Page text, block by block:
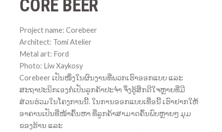
CORE BEER
Project name: Corebeer
Architect: Tomi Atelier
Metal art: Ford
Photo: Liw Xaykosy
Corebeer ເປັນໜຶ່ງໃນຜົນງານທີ່ພວກເຮົາອອກແບບ ແລະ
ສະຖາປະນິກເອງກໍ່ເປັນລູກຄ້າປະຈຳ ຈຶ່ງຮູ້ສຶກດີໃຈຫຼາຍທີ່ມີ
ສ່ວນຮ່ວມໃນໂຄງການນີ້.ໃນການອອກແບບເທື່ອນີ້ ເຮົາຢາກໃຫ້
ອາຄານເປັນທີ່ໜ້າຄົ້ນຫາ ທີ່ລູກຄ້າສາມາດຄົ້ນພົບຫຼາຍໆ ມຸມ
ຂອງຮ້ານ ແລະ